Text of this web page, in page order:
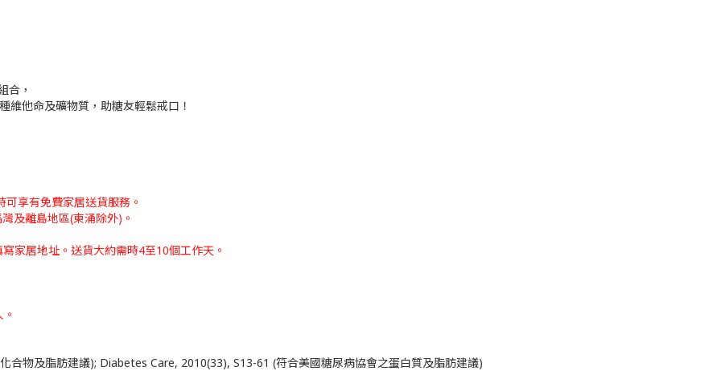
合，
維他命及礦物質，助糖友輕鬆戒口！
享有免費家居送貨服務。
及離島地區(東涌除外)。
家居地址。 送貨大約需時4至10個工作天。
物及脂肪建議); Diabetes Care, 2010(33), S13-61 (符合美國糖尿病協會之蛋白質及脂肪建議)